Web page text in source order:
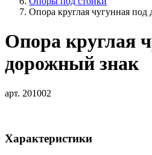
Опора круглая чугунная
Опора круглая
дорожный знак
арт. 201002
Характеристики